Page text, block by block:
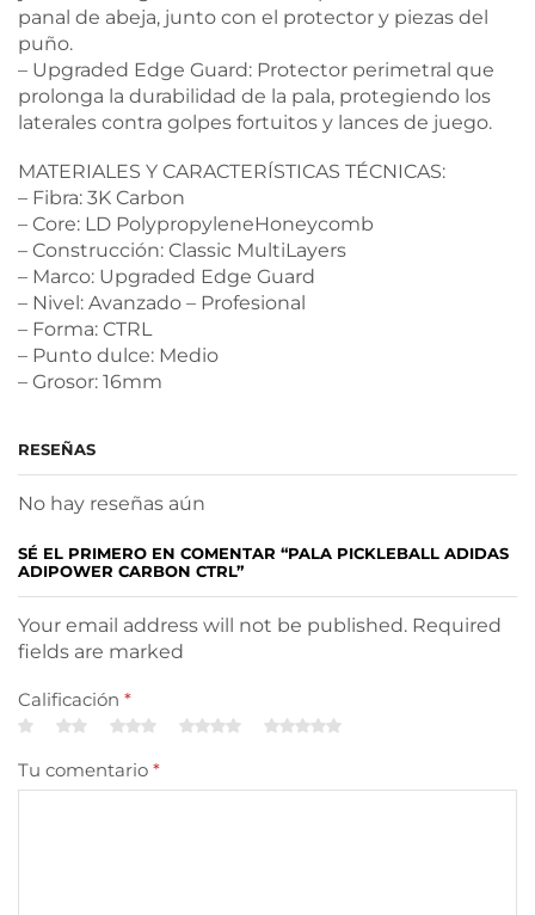
panal de abeja, junto con el protector y piezas del
puño.
– Upgraded Edge Guard: Protector perimetral que
prolonga la durabilidad de la pala, protegiendo los
laterales contra golpes fortuitos y lances de juego.
MATERIALES Y CARACTERÍSTICAS TÉCNICAS:
– Fibra: 3K Carbon
– Core: LD PolypropyleneHoneycomb
– Construcción: Classic MultiLayers
– Marco: Upgraded Edge Guard
– Nivel: Avanzado – Profesional
– Forma: CTRL
– Punto dulce: Medio
– Grosor: 16mm
RESEÑAS
No hay reseñas aún
SÉ EL PRIMERO EN COMENTAR “PALA PICKLEBALL ADIDAS
ADIPOWER CARBON CTRL”
Your email address will not be published. Required
fields are marked
Calificación *
Tu comentario *